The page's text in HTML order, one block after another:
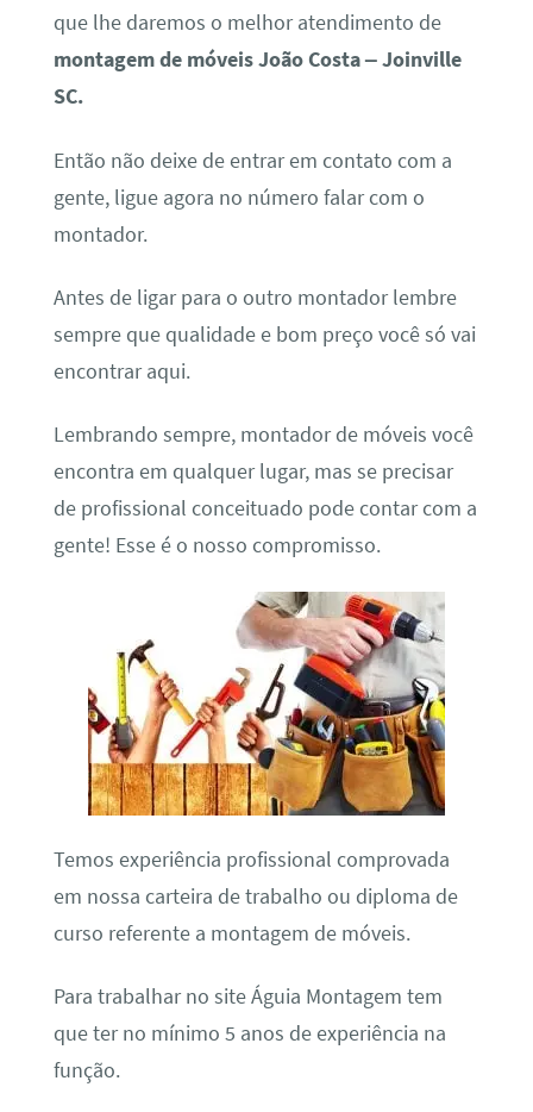
que lhe daremos o melhor atendimento de
montagem de móveis João Costa – Joinville
SC.
Então não deixe de entrar em contato com a
gente, ligue agora no número falar com o
montador.
Antes de ligar para o outro montador lembre
sempre que qualidade e bom preço você só vai
encontrar aqui.
Lembrando sempre, montador de móveis você
encontra em qualquer lugar, mas se precisar
de profissional conceituado pode contar com a
gente! Esse é o nosso compromisso.
Temos experiência profissional comprovada
em nossa carteira de trabalho ou diploma de
curso referente a montagem de móveis.
Para trabalhar no site Águia Montagem tem
que ter no mínimo 5 anos de experiência na
função.